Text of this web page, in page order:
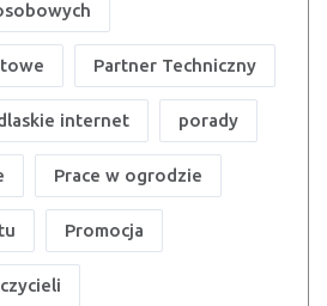
Partner Techniczny
internet porady
Prace w ogrodzie
Promocja